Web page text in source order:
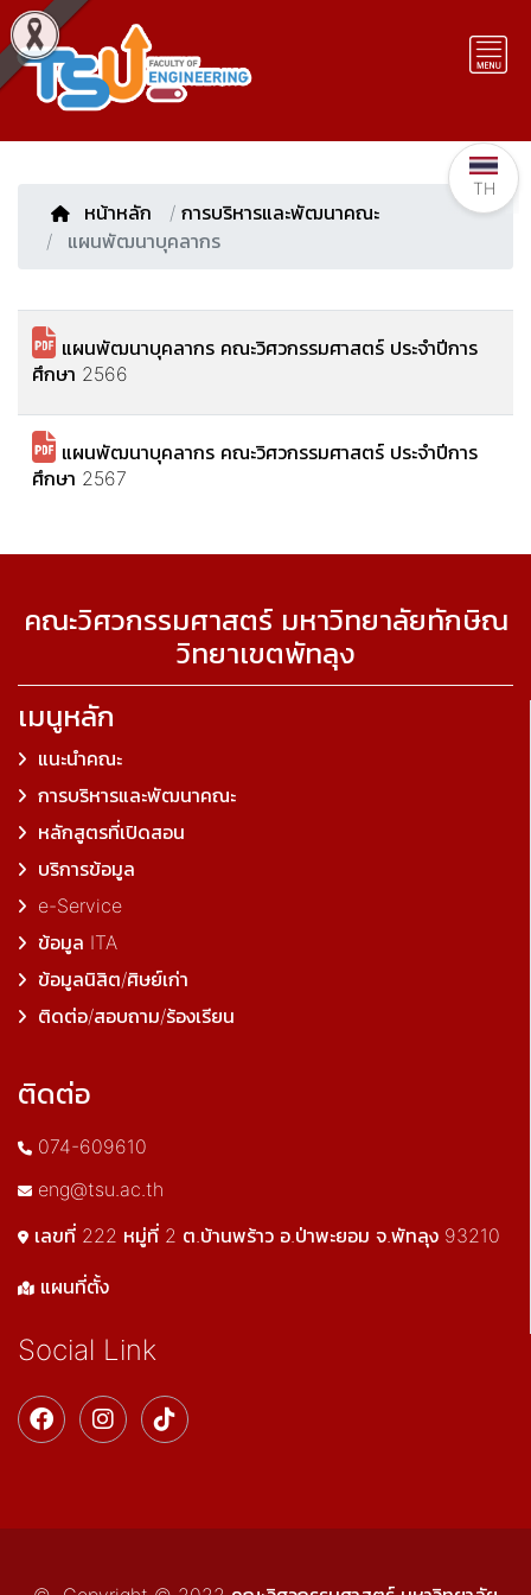
หน้าหลัก / การบริหารและพัฒนาคณะ
แผนพัฒนาบุคลากร
แผนพัฒนาบุคลากร คณะวิศวกรรมศาสตร์ ประจำปีการ
ศึกษา 2566
แผนพัฒนาบุคลากร คณะวิศวกรรมศาสตร์ ประจำปีการ
ศึกษา 2567
คณะวิศวกรรมศาสตร์ มหาวิทยาลัยทักษิณ
วิทยาเขตพัทลุง
เมนูหลัก
แนะนำคณะ
การบริหารและพัฒนาคณะ
หลักสูตรที่เปิดสอน
บริการข้อมูล
e-Service
ข้อมูล ITA
ข้อมูลนิสิต/ศิษย์เก่า
ติดต่อ/สอบถาม/ร้องเรียน
ติดต่อ
074-609610
eng@tsu.ac.th
เลขที่ 222 หมู่ที่ 2 ต.บ้านพร้าว อ.ป่าพะยอม จ.พัทลุง 93210
แผนที่ตั้ง
Social Link
TH